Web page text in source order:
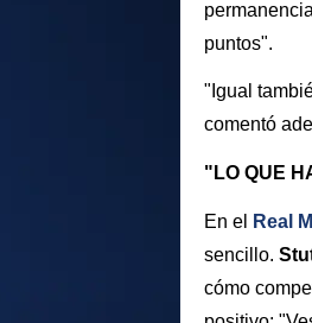
puntos".
"Igual
comentó
"LO QUE
En el Real
sencillo.
cómo